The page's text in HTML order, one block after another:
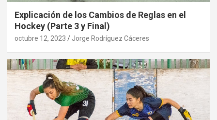
Explicación de los Cambios de Reglas en el
Hockey (Parte 3 y Final)
octubre 12, 2023 Jorge Rodríguez Cáceres